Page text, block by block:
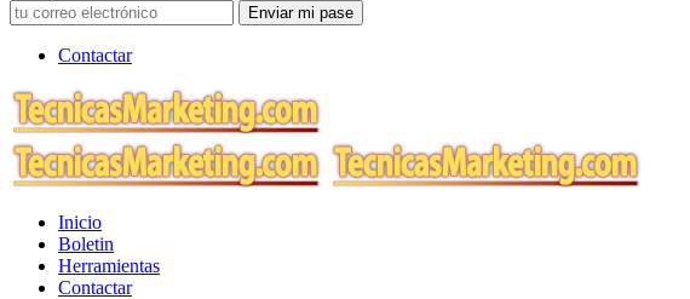
Contactar
Inicio
Boletin
Herramientas
Contactar